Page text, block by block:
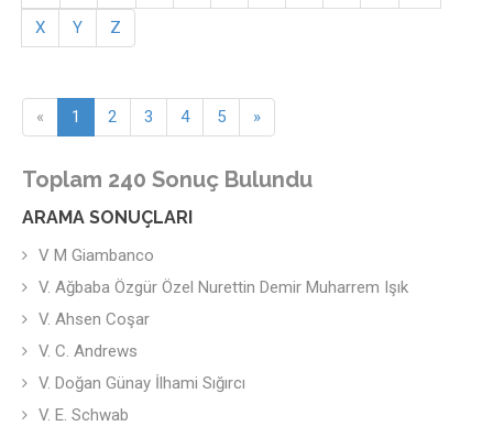
X
Y Z
« 1 2 3 4 5 »
Toplam 240 Sonuç Bulundu
ARAMA SONUÇLARI
V M Giambanco
V. Ağbaba Özgür Özel Nurettin Demir Muharrem Işık
V. Ahsen Coşar
V. C. Andrews
V. Doğan Günay İlhami Sığırcı
V. E. Schwab